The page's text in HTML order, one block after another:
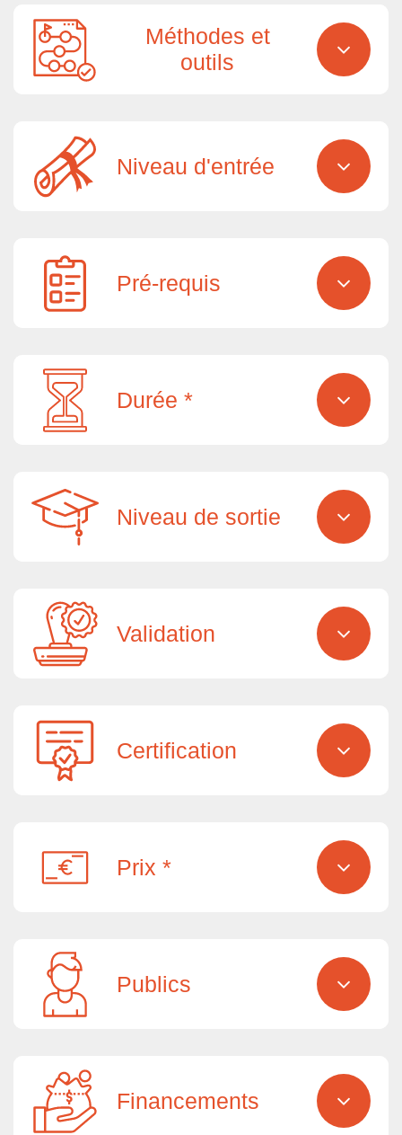
Méthodes et
outils
Niveau d'entrée
Pré-requis
Durée *
Niveau de sortie
Validation
Certification
Prix *
Publics
Financements